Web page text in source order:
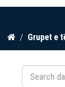
Kalo
përmbajtja
Grupet e